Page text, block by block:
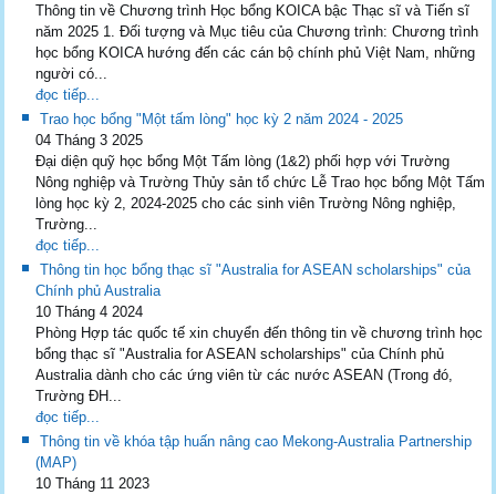
Thông tin về Chương trình Học bổng KOICA bậc Thạc sĩ và Tiến sĩ
năm 2025 1. Đối tượng và Mục tiêu của Chương trình: Chương trình
học bổng KOICA hướng đến các cán bộ chính phủ Việt Nam, những
người có...
đọc tiếp...
Trao học bổng "Một tấm lòng" học kỳ 2 năm 2024 - 2025
04 Tháng 3 2025
Đại diện quỹ học bổng Một Tấm lòng (1&2) phối hợp với Trường
Nông nghiệp và Trường Thủy sản tổ chức Lễ Trao học bổng Một Tấm
lòng học kỳ 2, 2024-2025 cho các sinh viên Trường Nông nghiệp,
Trường...
đọc tiếp...
Thông tin học bổng thạc sĩ "Australia for ASEAN scholarships" của
Chính phủ Australia
10 Tháng 4 2024
Phòng Hợp tác quốc tế xin chuyển đến thông tin về chương trình học
bổng thạc sĩ "Australia for ASEAN scholarships" của Chính phủ
Australia dành cho các ứng viên từ các nước ASEAN (Trong đó,
Trường ĐH...
đọc tiếp...
Thông tin về khóa tập huấn nâng cao Mekong-Australia Partnership
(MAP)
10 Tháng 11 2023